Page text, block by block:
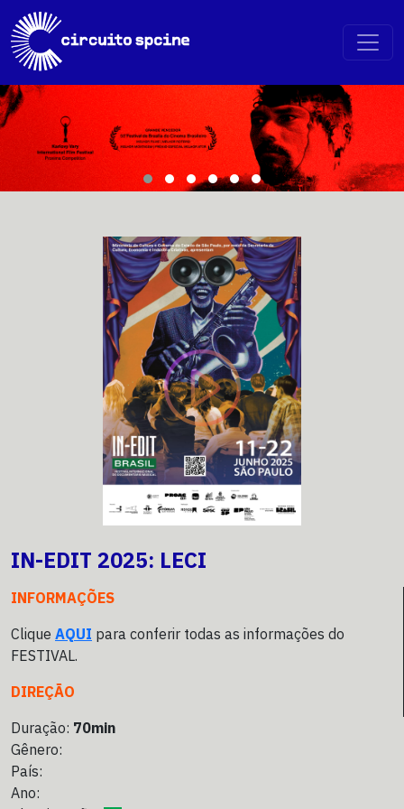
IN-EDIT 2025: LECI
INFORMAÇÕES
Clique AQUI para conferir todas as informações do
FESTIVAL.
DIREÇÃO
Duração: 70min
Gênero:
País:
Ano: